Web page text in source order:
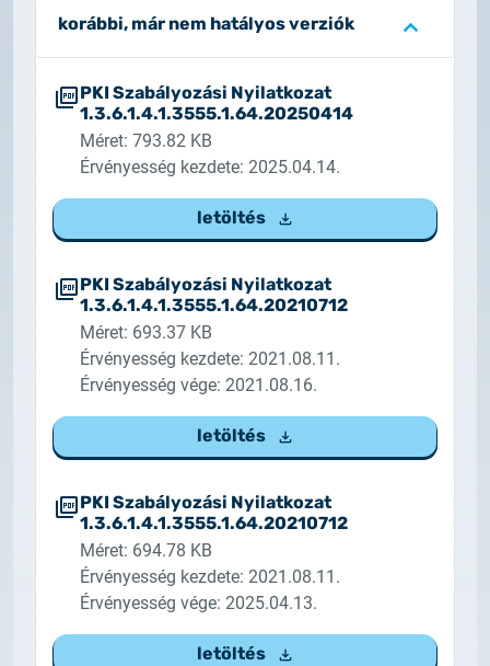
2025.05.05.
Teszt tanúsítványok elérhetősége
korábbi, már nem hatályos verziók
PKI Szabályozási Nyilatkozat
1.3.6.1.4.1.3555.1.64.20250414
Méret: 793.82 KB
Érvényesség kezdete: 2025.04.14.
letöltés
PKI Szabályozási Nyilatkozat
1.3.6.1.4.1.3555.1.64.20210712
Méret: 693.37 KB
Érvényesség kezdete: 2021.08.11.
Érvényesség vége: 2021.08.16.
letöltés
PKI Szabályozási Nyilatkozat
1.3.6.1.4.1.3555.1.64.20210712
Méret: 694.78 KB
Érvényesség kezdete: 2021.08.11.
Érvényesség vége: 2025.04.13.
letöltés